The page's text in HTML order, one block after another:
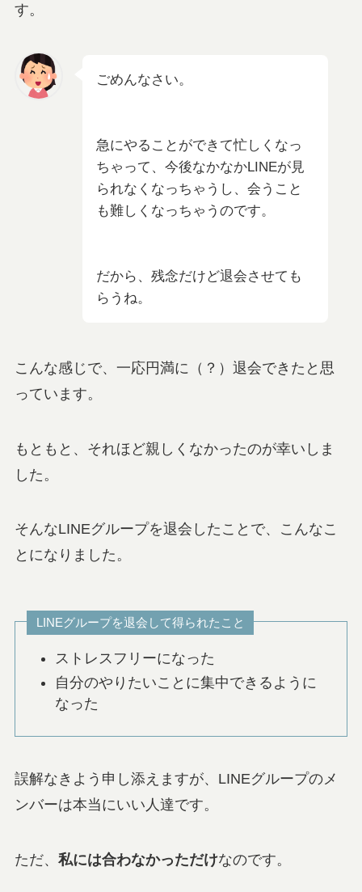
す。
ごめんなさい。
急にやることができて忙しくなっ
ちゃって、今後なかなかLINEが見
られなくなっちゃうし、会うこと
も難しくなっちゃうのです。
だから、残念だけど退会させても
らうね。
こんな感じで、一応円満に（？）退会できたと思
っています。
もともと、それほど親しくなかったのが幸いしま
した。
そんなLINEグループを退会したことで、こんなこ
とになりました。
LINEグループを退会して得られたこと
ストレスフリーになった
自分のやりたいことに集中できるように
なった
誤解なきよう申し添えますが、LINEグループのメ
ンバーは本当にいい人達です。
ただ、 私には合わなかっただけなのです。